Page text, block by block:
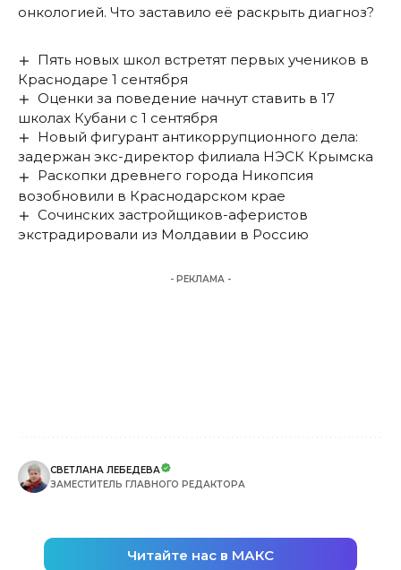
онкологией. Что заставило её раскрыть диагноз?
Пять новых школ встретят первых учеников в
Краснодаре 1 сентября
Оценки за поведение начнут ставить в 17
школах Кубани с 1 сентября
Новый фигурант антикоррупционного дела:
задержан экс-директор филиала НЭСК Крымска
Раскопки древнего города Никопсия
возобновили в Краснодарском крае
Сочинских застройщиков-аферистов
экстрадировали из Молдавии в Россию
- РЕКЛАМА -
СВЕТЛАНА ЛЕБЕДЕВА
ЗАМЕСТИТЕЛЬ ГЛАВНОГО РЕДАКТОРА
Читайте нас в МАКС